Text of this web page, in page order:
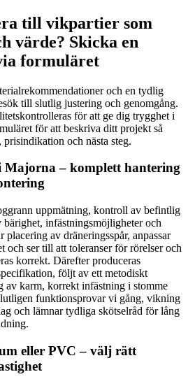
till vikpartier som
värde? Skicka en
formuläret
och en tydlig
till slutlig justering och genomgång.
för att ge dig trygghet i
för att beskriva ditt projekt så
och nästa steg.
– komplett hantering
uppmätning, kontroll av befintlig
infästningsmöjligheter och
av dräneringsspår, anpassar
ser till att toleranser för rörelser och
korrekt. Därefter produceras
följt av ett metodiskt
av karm, korrekt infästning i stomme
funktionsprovar vi gång, vikning
och lämnar tydliga skötselråd för lång
eller PVC – välj rätt